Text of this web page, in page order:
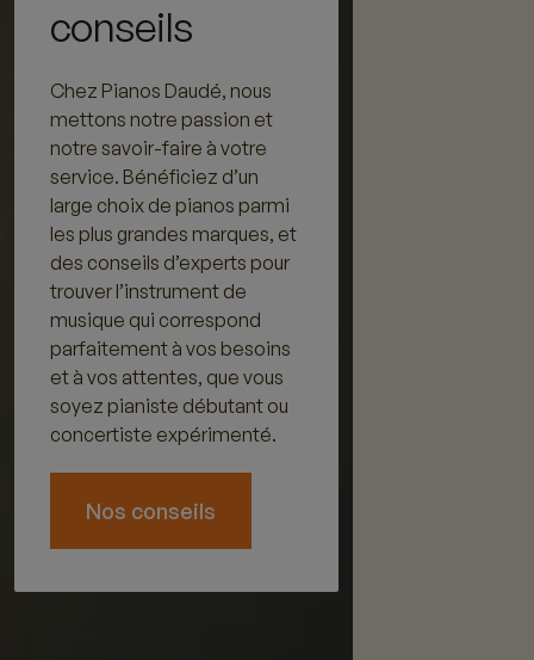
conseils
Chez Pianos Daudé, nous
mettons notre passion et
notre savoir-faire à votre
service. Bénéficiez d’un
large choix de pianos parmi
les plus grandes marques, et
des conseils d’experts pour
trouver l’instrument de
musique qui correspond
parfaitement à vos besoins
et à vos attentes, que vous
soyez pianiste débutant ou
concertiste expérimenté.
Nos conseils